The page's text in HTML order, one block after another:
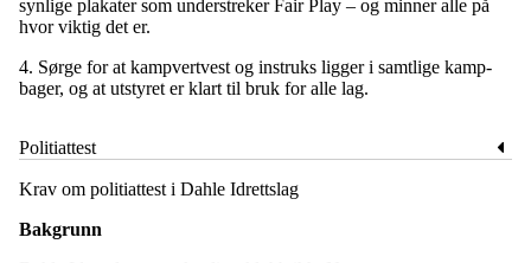
synlige plakater som understreker Fair Play – og minner alle på
hvor viktig det er.
4. Sørge for at kampvertvest og instruks ligger i samtlige kamp-
bager, og at utstyret er klart til bruk for alle lag.
Politiattest
Krav om politiattest i Dahle Idrettslag
Bakgrunn